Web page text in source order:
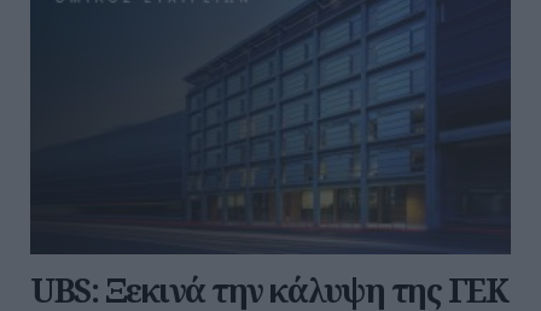
UBS: Ξεκινά την κάλυψη της ΓΕΚ